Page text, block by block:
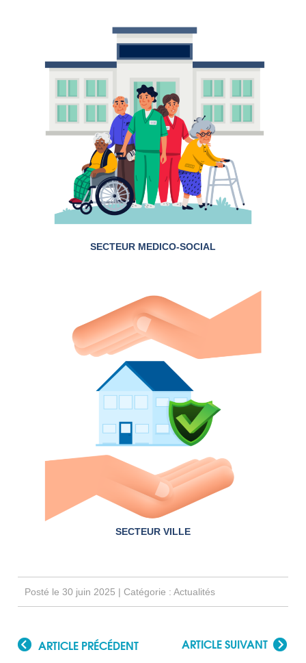
SECTEUR MEDICO-SOCIAL
SECTEUR VILLE
Posté le 30 juin 2025 | Catégorie :Actualités
ARTICLE PRÉCÉDENT ARTICLE SUIVANT